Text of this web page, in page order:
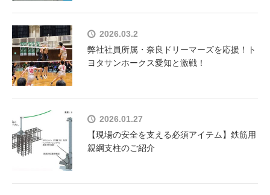
2026.03.2
弊社社員所属・奈良ドリーマーズを応援！ト
ヨタサンホークス愛知と激戦！
2026.01.27
【現場の安全を支える必須アイテム】鉄筋用
親綱支柱のご紹介